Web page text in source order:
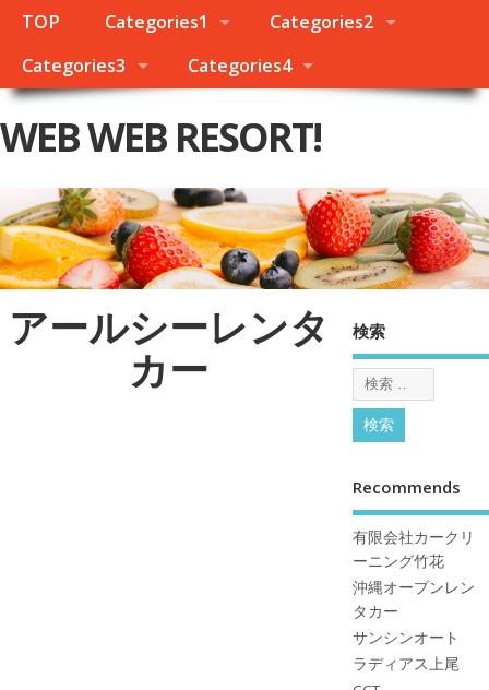
TOP Categories1
Categories2
Categories3
Categories4
WEB WEB RESORT!
アールシーレンタ
カー
検索
Recommends
有限会社カークリ
ーニング竹花
沖縄オープンレン
タカー
サンシンオート
ラディアス上尾